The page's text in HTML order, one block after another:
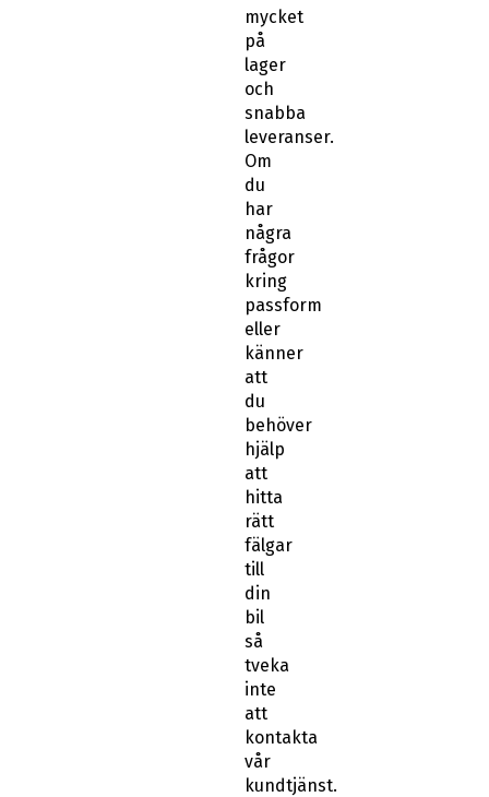
mycket
på
lager
och
snabba
leveranser.
Om
du
har
några
frågor
kring
passform
eller
känner
att
du
behöver
hjälp
att
hitta
rätt
fälgar
till
din
bil
så
tveka
inte
att
kontakta
vår
kundtjänst.